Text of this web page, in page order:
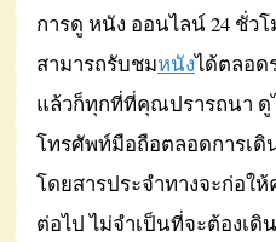
การดู หนัง ออนไลน์ 24 ชั่ว
สามารถรับชมหนังได้ตลอด
แล้วก็ทุกที่ที่คุณปรารถนา
โทรศัพท์มือถือตลอดการเดิ
โดยสารประจำทางจะก่อใ
ต่อไป ไม่จำเป็นที่จะต้องเดิ